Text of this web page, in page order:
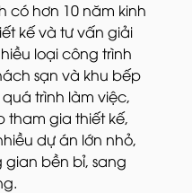
có hơn 10 năm kinh
kế và tư vấn giải
loại công trình
sạn và khu bếp
trình làm việc,
tham gia thiết kế,
dự án lớn nhỏ,
bền bỉ, sang